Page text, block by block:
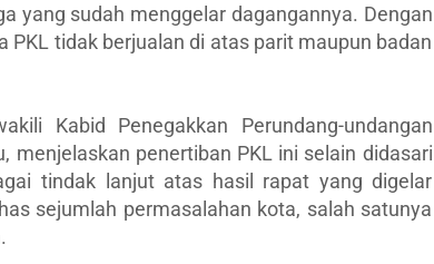
yang sudah menggelar dagangannya. Dengan
tidak berjualan di atas parit maupun badan
Kabid Penegakkan Perundang-undangan
menjelaskan penertiban PKL ini selain didasari
tindak lanjut atas hasil rapat yang digelar
sejumlah permasalahan kota, salah satunya